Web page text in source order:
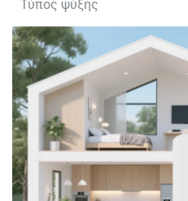
Τύπος ψύξης